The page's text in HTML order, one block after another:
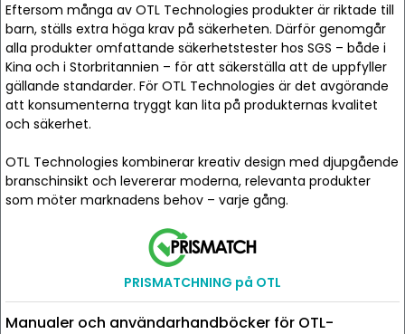
Eftersom många av OTL Technologies produkter är riktade till
barn, ställs extra höga krav på säkerheten. Därför genomgår
alla produkter omfattande säkerhetstester hos SGS – både i
Kina och i Storbritannien – för att säkerställa att de uppfyller
gällande standarder. För OTL Technologies är det avgörande
att konsumenterna tryggt kan lita på produkternas kvalitet
och säkerhet.
OTL Technologies kombinerar kreativ design med djupgående
branschinsikt och levererar moderna, relevanta produkter
som möter marknadens behov – varje gång.
PRISMATCHNING på OTL
Manualer och användarhandböcker för OTL-